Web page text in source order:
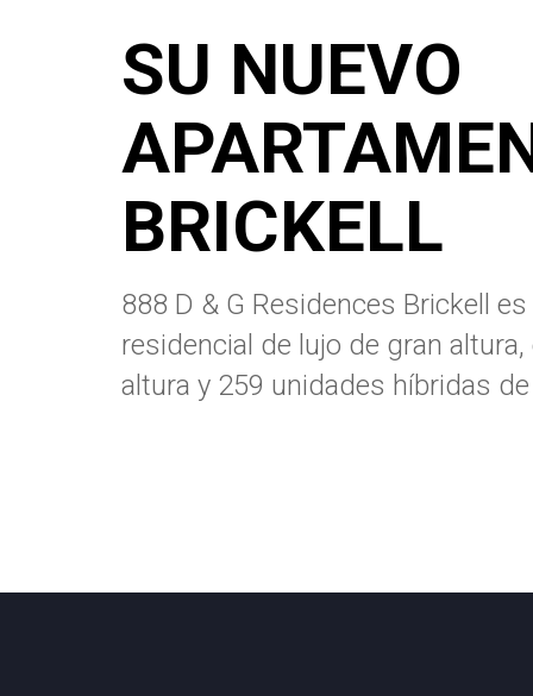
SU NUEVO
BRICKELL
888 D & G Residences Brickell
residencial de lujo de gran
altura y 259 unidades híbridas